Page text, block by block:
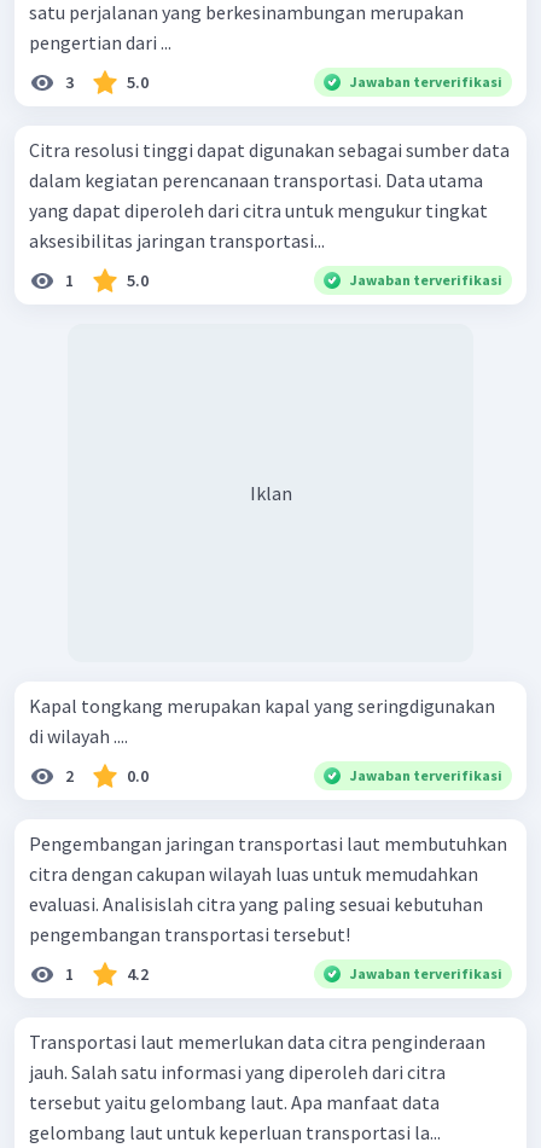
satu perjalanan yang berkesinambungan merupakan
pengertian dari ...
3 5.0 Jawaban terverifikasi
Citra resolusi tinggi dapat digunakan sebagai sumber data
dalam kegiatan perencanaan transportasi. Data utama
yang dapat diperoleh dari citra untuk mengukur tingkat
aksesibilitas jaringan transportasi...
1 5.0 Jawaban terverifikasi
Iklan
Kapal tongkang merupakan kapal yang seringdigunakan
di wilayah ....
2 0.0 Jawaban terverifikasi
Pengembangan jaringan transportasi laut membutuhkan
citra dengan cakupan wilayah luas untuk memudahkan
evaluasi. Analisislah citra yang paling sesuai kebutuhan
pengembangan transportasi tersebut!
1 4.2 Jawaban terverifikasi
Transportasi laut memerlukan data citra penginderaan
jauh. Salah satu informasi yang diperoleh dari citra
tersebut yaitu gelombang laut. Apa manfaat data
gelombang laut untuk keperluan transportasi la...